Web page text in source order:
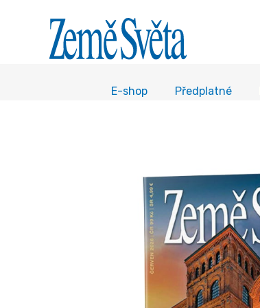
E-shop Předplatné